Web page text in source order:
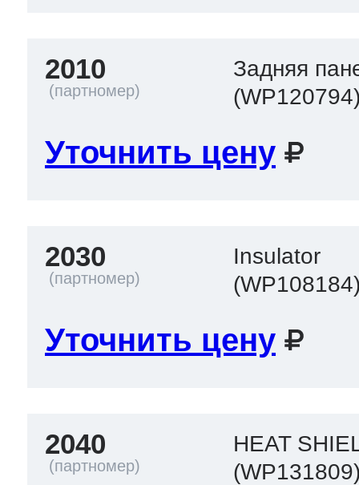
2010
Задняя
Уточнить цену
2030
Insulator
Уточнить цену
2040
HEAT